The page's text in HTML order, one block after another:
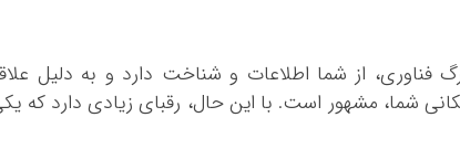
از شما اطلاعات و شناخت دارد و به دلیل
شما، مشهور است. با این حال، رقبای زیادی دارد که